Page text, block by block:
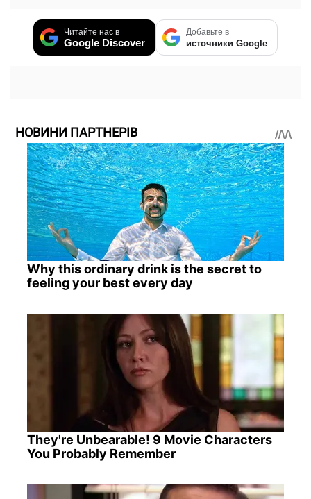
Читайте нас в
Google Discover
Добавьте в
источники Google
НОВИНИ ПАРТНЕРІВ
Why this ordinary drink is the secret to
feeling your best every day
They're Unbearable! 9 Movie Characters
You Probably Remember